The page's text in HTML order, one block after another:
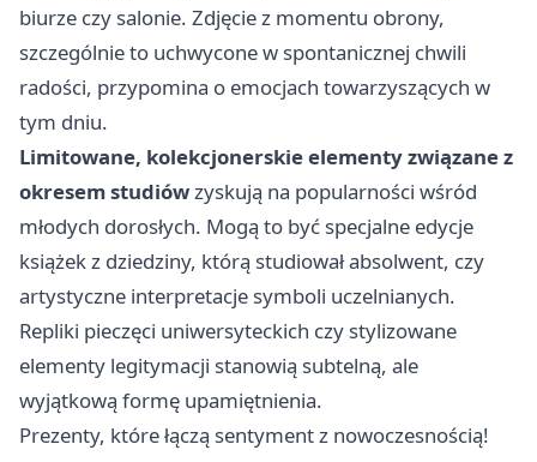
biurze czy salonie. Zdjęcie z momentu obrony,
szczególnie to uchwycone w spontanicznej chwili
radości, przypomina o emocjach towarzyszących w
tym dniu.
Limitowane, kolekcjonerskie elementy związane z
okresem studiówzyskują na popularności wśród
młodych dorosłych. Mogą to być specjalne edycje
książek z dziedziny, którą studiował absolwent, czy
artystyczne interpretacje symboli uczelnianych.
Repliki pieczęci uniwersyteckich czy stylizowane
elementy legitymacji stanowią subtelną, ale
wyjątkową formę upamiętnienia.
Prezenty, które łączą sentyment z nowoczesnością!